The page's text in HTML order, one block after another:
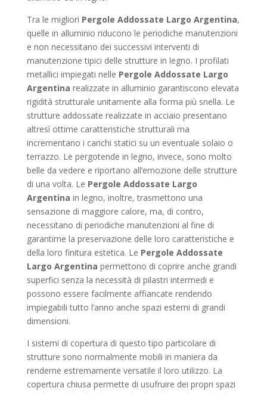
Tra le migliori Pergole Addossate Largo Argentina,
quelle in alluminio riducono le periodiche manutenzioni
e non necessitano dei successivi interventi di
manutenzione tipici delle strutture in legno. I profilati
metallici impiegati nelle Pergole Addossate Largo
Argentina realizzate in alluminio garantiscono elevata
rigidità strutturale unitamente alla forma più snella. Le
strutture addossate realizzate in acciaio presentano
altresì ottime caratteristiche strutturali ma
incrementano i carichi statici su un eventuale solaio o
terrazzo. Le pergotende in legno, invece, sono molto
belle da vedere e riportano all’emozione delle strutture
di una volta. Le Pergole Addossate Largo
Argentina in legno, inoltre, trasmettono una
sensazione di maggiore calore, ma, di contro,
necessitano di periodiche manutenzioni al fine di
garantirne la preservazione delle loro caratteristiche e
della loro finitura estetica. Le Pergole Addossate
Largo Argentina permettono di coprire anche grandi
superfici senza la necessità di pilastri intermedi e
possono essere facilmente affiancate rendendo
impiegabili tutto l’anno anche spazi esterni di grandi
dimensioni.
I sistemi di copertura di questo tipo particolare di
strutture sono normalmente mobili in maniera da
renderne estremamente versatile il loro utilizzo. La
copertura chiusa permette di usufruire dei propri spazi